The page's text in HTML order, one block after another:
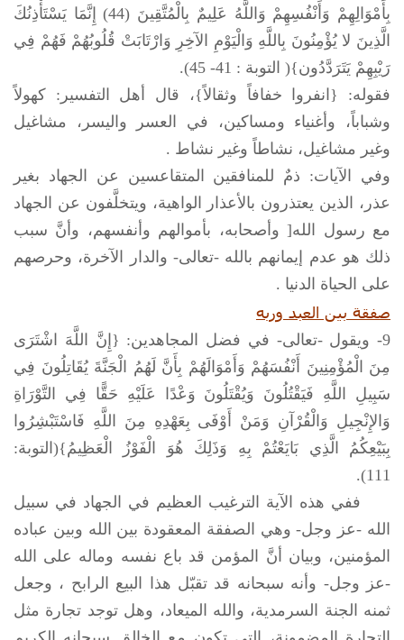
بِأَمْوَالِهِمْ وَأَنْفُسِهِمْ وَاللَّهُ عَلِيمٌ بِالْمُتَّقِينَ (44) إِنَّمَا يَسْتَأْذِنُكَ
الَّذِينَ لا يُؤْمِنُونَ بِاللَّهِ وَالْيَوْمِ الآخِرِ وَارْتَابَتْ قُلُوبُهُمْ فَهُمْ فِي
رَيْبِهِمْ يَتَرَدَّدُون}( التوبة : 41- 45).
فقوله: {انفروا خفافاً وثقالاً}، قال أهل التفسير: كهولاً
وشباباً، وأغنياء ومساكين، في العسر واليسر، مشاغيل
وغير مشاغيل، نشاطاً وغير نشاط .
وفي الآيات: ذمٌ للمنافقين المتقاعسين عن الجهاد بغير
عذر، الذين يعتذرون بالأعذار الواهية، ويتخلَّفون عن الجهاد
مع رسول الله[ وأصحابه، بأموالهم وأنفسهم، وأنَّ سبب
ذلك هو عدم إيمانهم بالله -تعالى- والدار الآخرة، وحرصهم
على الحياة الدنيا .
صفقة بين العبد وربه
9- ويقول -تعالى- في فضل المجاهدين: {إِنَّ اللَّهَ اشْتَرَى
مِنَ الْمُؤْمِنِينَ أَنْفُسَهُمْ وَأَمْوَالَهُمْ بِأَنَّ لَهُمُ الْجَنَّةَ يُقَاتِلُونَ فِي
سَبِيلِ اللَّهِ فَيَقْتُلُونَ وَيُقْتَلُونَ وَعْدًا عَلَيْهِ حَقًّا فِي التَّوْرَاةِ
وَالإِنْجِيلِ وَالْقُرْآنِ وَمَنْ أَوْفَى بِعَهْدِهِ مِنَ اللَّهِ فَاسْتَبْشِرُوا
بِبَيْعِكُمُ الَّذِي بَايَعْتُمْ بِهِ وَذَلِكَ هُوَ الْفَوْزُ الْعَظِيمُ}(التوبة:
111).
ففي هذه الآية الترغيب العظيم في الجهاد في سبيل
الله -عز وجل- وهي الصفقة المعقودة بين الله وبين عباده
المؤمنين، وبيان أنَّ المؤمن قد باع نفسه وماله على الله
-عز وجل- وأنه سبحانه قد تقبّل هذا البيع الرابح ، وجعل
ثمنه الجنة السرمدية، والله الميعاد، وهل توجد تجارة مثل